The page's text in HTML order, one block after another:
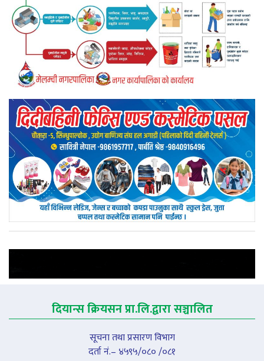
दियान्स क्रियसन प्रा.लि.द्वारा सञ्चालित
सूचना तथा प्रसारण विभाग
दर्ता नं.– ४५९५/०८० /०८१